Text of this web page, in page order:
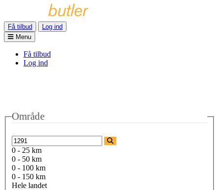
Få tilbud
Log ind
Menu
Få tilbud
Log ind
Område
0 - 25 km
0 - 50 km
0 - 100 km
0 - 150 km
Hele landet